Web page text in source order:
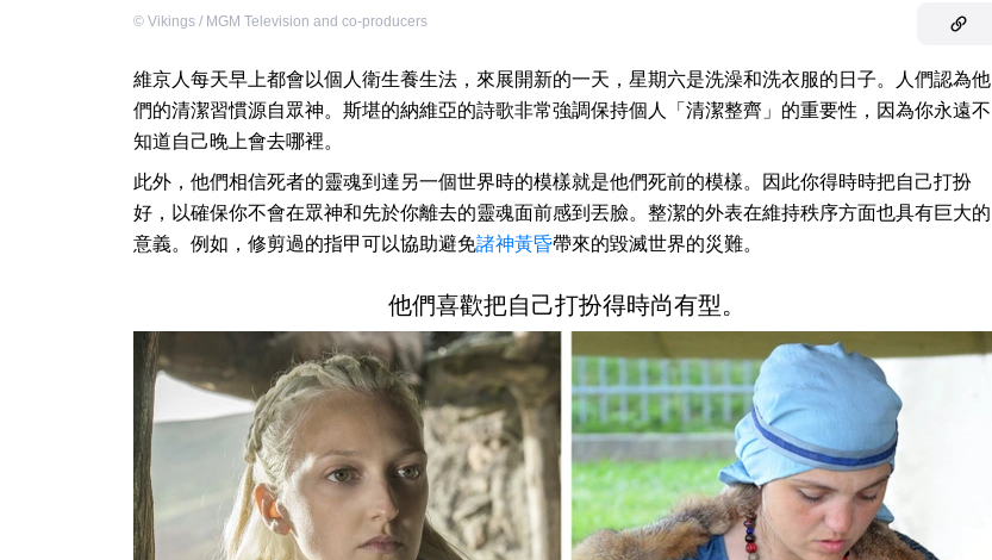
© Vikings / MGM Television and co-producers
維京人每天早上都會以個人衛生養生法，來展開新的一天，星期六是洗澡和洗衣服的日子。人們認為他
們的清潔習慣源自眾神。斯堪的納維亞的詩歌非常強調保持個人「清潔整齊」的重要性，因為你永遠不
知道自己晚上會去哪裡。
此外，他們相信死者的靈魂到達另一個世界時的模樣就是他們死前的模樣。因此你得時時把自己打扮
好，以確保你不會在眾神和先於你離去的靈魂面前感到丟臉。整潔的外表在維持秩序方面也具有巨大的
意義。例如，修剪過的指甲可以協助避免諸神黃昏帶來的毀滅世界的災難。
他們喜歡把自己打扮得時尚有型。